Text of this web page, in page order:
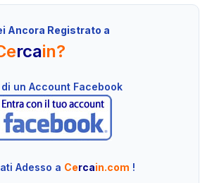
Ancora Registrato a
rcain?
un Account Facebook
Adesso a Cercain.com !